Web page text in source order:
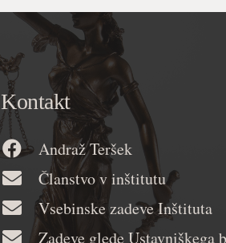
Kontakt
Andraž Teršek
Članstvo v inštitutu
Vsebinske zadeve Inštituta
Zadeve glede Ustavniškega